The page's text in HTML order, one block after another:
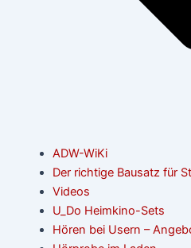
ADW-WiKi
Der richtige Bausatz für
Videos
U_Do Heimkino-Sets
Hören bei Usern –